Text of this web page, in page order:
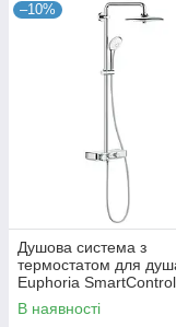
–10%
Душова система з
термостатом для
Euphoria
(26509000)
В наявності